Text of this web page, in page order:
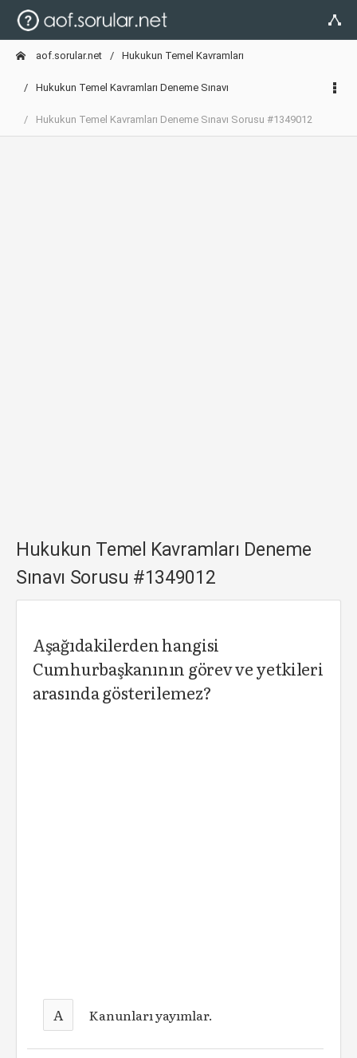
aof.sorular.net Hukukun Temel Kavramları
Hukukun Temel Kavramları Deneme Sınavı
Hukukun Temel Kavramları Deneme Sınavı Sorusu #1349012
Hukukun Temel Kavramları Deneme
Sınavı Sorusu #1349012
Aşağıdakilerden hangisi
Cumhurbaşkanının görev ve yetkileri
arasında gösterilemez?
A Kanunları yayımlar.